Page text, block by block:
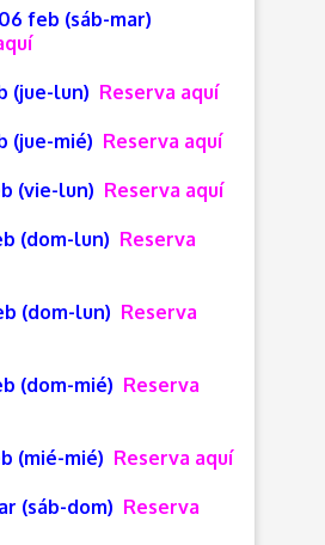
feb (sáb-mar)
(jue-lun) Reserva aquí
(jue-mié) Reserva aquí
(vie-lun) Reserva aquí
(dom-lun) Reserva
(dom-lun) Reserva
(dom-mié) Reserva
(mié-mié) Reserva aquí
(sáb-dom) Reserva